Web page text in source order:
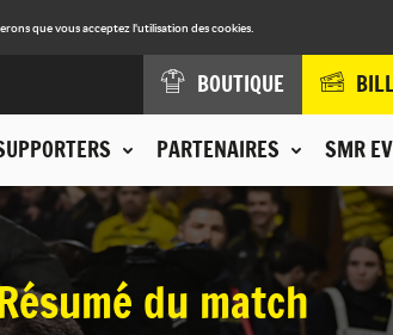
que vous acceptez l'utilisation des cookies.
PARTENAIRES SMR
BOUTIQUE
du match